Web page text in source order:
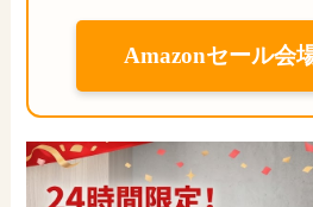
Amazonセール会